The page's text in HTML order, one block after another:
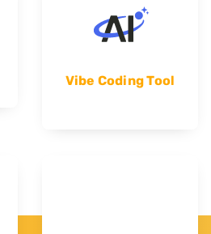
Vibe Coding Tool